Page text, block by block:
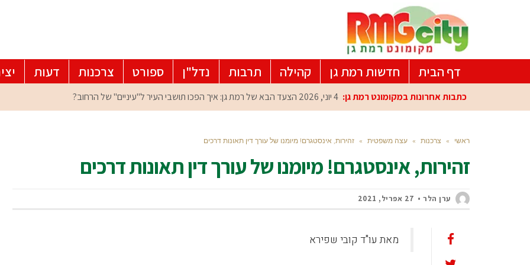
דף הבית חדשות רמת גן קהילה תרבות נדל"ן ספורט צרכנות דעות
כתבות אחרונות במקומונט רמת גן: 4 יוני, 2026 הצעד הבא של רמת גן: איך הפכו תושבי העיר ל"עיניים" של הרחוב?
ראשי » צרכנות » עצה משפטית » זהירות, אינסטגרם! מיומנו של עורך דין תאונות דרכים
זהירות, אינסטגרם! מיומנו של עורך דין תאונות דרכים
ערן הלר 27 אפריל, 2021
מאת עו"ד קובי שפירא